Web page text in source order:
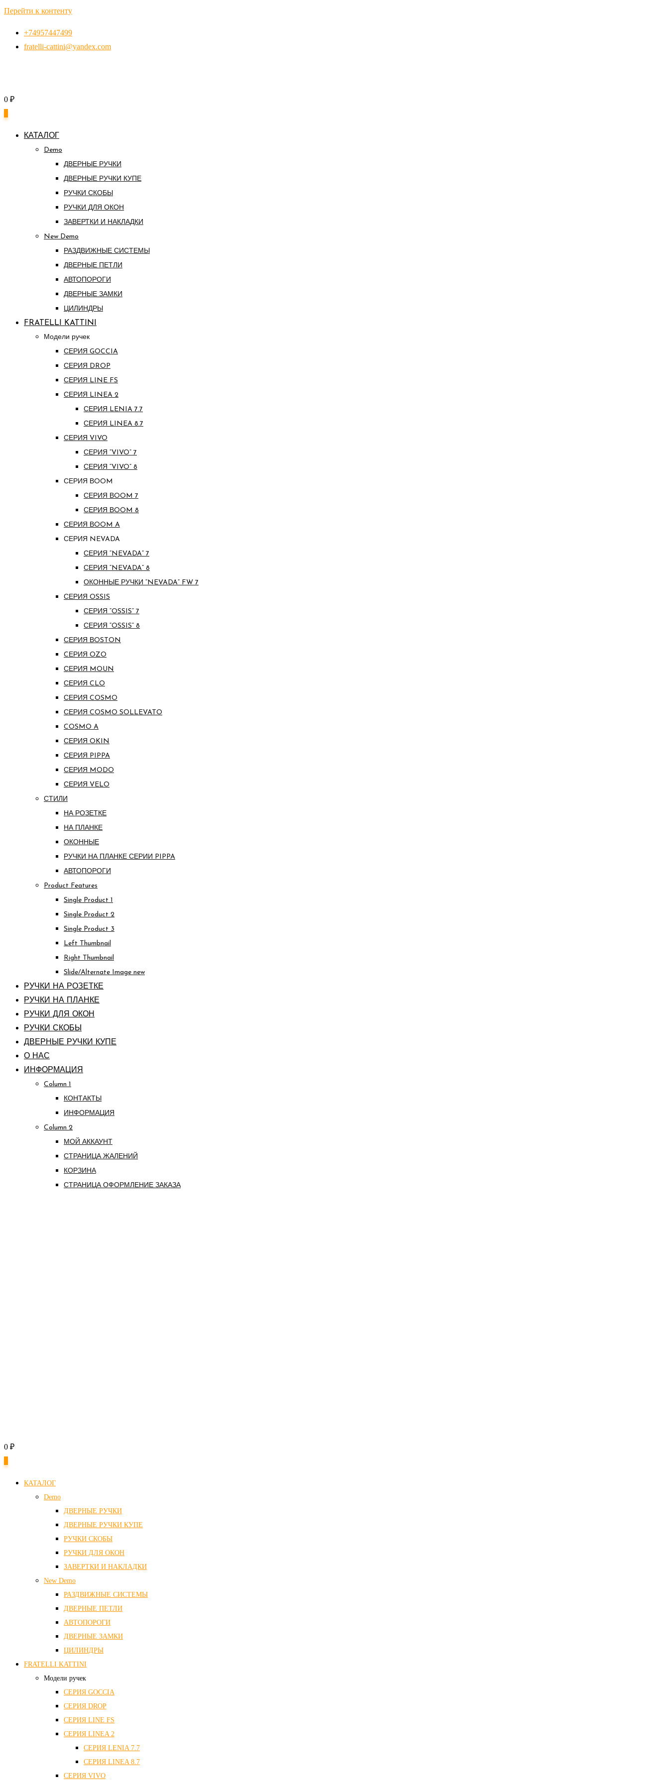
Перейти к контенту
+74957447499
fratelli-cattini@yandex.com
0 ₽
КАТАЛОГ
Demo
ДВЕРНЫЕ РУЧКИ
ДВЕРНЫЕ РУЧКИ КУПЕ
РУЧКИ СКОБЫ
РУЧКИ ДЛЯ ОКОН
ЗАВЕРТКИ И НАКЛАДКИ
New Demo
РАЗДВИЖНЫЕ СИСТЕМЫ
ДВЕРНЫЕ ПЕТЛИ
АВТОПОРОГИ
ДВЕРНЫЕ ЗАМКИ
ЦИЛИНДРЫ
FRATELLI KATTINI
Модели ручек
СЕРИЯ GOCCIA
СЕРИЯ DROP
СЕРИЯ LINE FS
СЕРИЯ LINEA 2
СЕРИЯ LENIA 7.7
СЕРИЯ LINEA 8.7
СЕРИЯ VIVO
СЕРИЯ “VIVO” 7
СЕРИЯ “VIVO” 8
СЕРИЯ ВOOM
СЕРИЯ ВOOM 7
СЕРИЯ ВOOM 8
СЕРИЯ ВOOM A
СЕРИЯ NEVADA
СЕРИЯ “NEVADA” 7
СЕРИЯ “NEVADA” 8
ОКОННЫЕ РУЧКИ “NEVADA” FW 7
СЕРИЯ OSSIS
СЕРИЯ “OSSIS” 7
СЕРИЯ “OSSIS” 8
СЕРИЯ ВOSTON
CЕРИЯ OZO
СЕРИЯ MOUN
СЕРИЯ CLO
СЕРИЯ COSMO
СЕРИЯ COSMO SOLLEVATO
COSMO A
СЕРИЯ OKIN
СЕРИЯ PIPPA
СЕРИЯ MODO
СЕРИЯ VELO
СТИЛИ
НА РОЗЕТКЕ
НА ПЛАНКЕ
ОКОННЫЕ
РУЧКИ НА ПЛАНКЕ СЕРИИ PIPPA
АВТОПОРОГИ
Product Features
Single Product 1
Single Product 2
Single Product 3
Left Thumbnail
Right Thumbnail
Slide/Alternate Image new
РУЧКИ НА РОЗЕТКЕ
РУЧКИ НА ПЛАНКЕ
РУЧКИ ДЛЯ ОКОН
РУЧКИ СКОБЫ
ДВЕРНЫЕ РУЧКИ КУПЕ
О НАС
ИНФОРМАЦИЯ
Column 1
КОНТАКТЫ
ИНФОРМАЦИЯ
Column 2
МОЙ АККАУНТ
СТРАНИЦА ЖАЛЕНИЙ
КОРЗИНА
СТРАНИЦА ОФОРМЛЕНИЕ ЗАКАЗА
0 ₽
КАТАЛОГ
Demo
ДВЕРНЫЕ РУЧКИ
ДВЕРНЫЕ РУЧКИ КУПЕ
РУЧКИ СКОБЫ
РУЧКИ ДЛЯ ОКОН
ЗАВЕРТКИ И НАКЛАДКИ
New Demo
РАЗДВИЖНЫЕ СИСТЕМЫ
ДВЕРНЫЕ ПЕТЛИ
АВТОПОРОГИ
ДВЕРНЫЕ ЗАМКИ
ЦИЛИНДРЫ
FRATELLI KATTINI
Модели ручек
СЕРИЯ GOCCIA
СЕРИЯ DROP
СЕРИЯ LINE FS
СЕРИЯ LINEA 2
СЕРИЯ LENIA 7.7
СЕРИЯ LINEA 8.7
СЕРИЯ VIVO